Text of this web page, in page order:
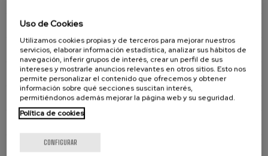
Juguetes
Sanidad
Consumo Sostenible
Seguros
Sentencias
Vivienda
Uso de Cookies
Utilizamos cookies propias y de terceros para mejorar nuestros
servicios, elaborar información estadística, analizar sus hábitos de
navegación, inferir grupos de interés, crear un perfil de sus
intereses y mostrarle anuncios relevantes en otros sitios. Esto nos
permite personalizar el contenido que ofrecemos y obtener
información sobre qué secciones suscitan interés,
permitiéndonos además mejorar la página web y su seguridad.
Política de cookies
CONFIGURAR